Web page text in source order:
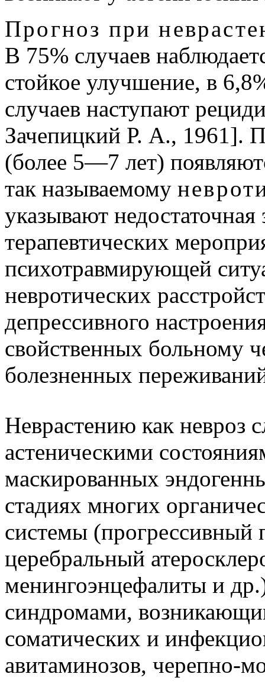
Прогноз при
В 75% случаев
стойкое улучшение, в
случаев наступают
Зачепицкий Р. А., 1961].
(более 5—7 лет)
так называемому
указывают
терапевтических
психотравмирующей
невротических
депрессивного
свойственных больному
болезненных
Неврастению как невроз
астеническими
маскированных
стадиях многих
системы (прогрессивный
церебральный
менингоэнцефалиты и
синдромами,
соматических и
авитаминозов, черепно-